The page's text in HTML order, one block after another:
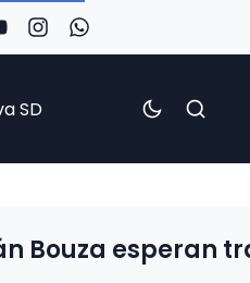
Bouza esperan